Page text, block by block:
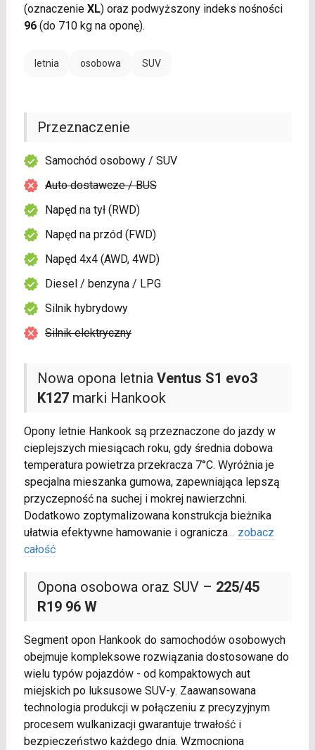
(oznaczenie XL) oraz podwyższony indeks nośności
96(do 710 kg na oponę).
letnia osobowa SUV
Nowa opona letnia Ventus S1 evo3
K127marki Hankook
Opony letnie Hankook są przeznaczone do jazdy w
cieplejszych miesiącach roku, gdy średnia dobowa
temperatura powietrza przekracza 7°C. Wyróżnia je
specjalna mieszanka gumowa, zapewniająca lepszą
przyczepność na suchej i mokrej nawierzchni.
Dodatkowo zoptymalizowana konstrukcja bieżnika
ułatwia efektywne hamowanie i ogranicza... zobacz
całość
Opona osobowa oraz SUV – 225/45
R19 96 W
Segment opon Hankook do samochodów osobowych
obejmuje kompleksowe rozwiązania dostosowane do
wielu typów pojazdów - od kompaktowych aut
miejskich po luksusowe SUV-y. Zaawansowana
technologia produkcji w połączeniu z precyzyjnym
procesem wulkanizacji gwarantuje trwałość i
bezpieczeństwo każdego dnia. Wzmocniona
Przeznaczenie
Samochód osobowy / SUV
Auto dostawcze / BUS
Napęd na tył (RWD)
Napęd na przód (FWD)
Napęd 4x4 (AWD, 4WD)
Diesel / benzyna / LPG
Silnik hybrydowy
Silnik elektryczny